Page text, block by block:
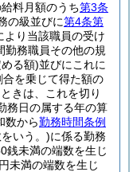
料月額のうち第3条
の級並びに第4条第
より当該職員の受け
勤務職員その他の規
る額)並びにこれに
を乗じて得た額の
きは、これを切り
務日の属する年の算
数から勤務時間条例
いう。)に係る勤務
銭未満の端数を生じ
未満の端数を生じ